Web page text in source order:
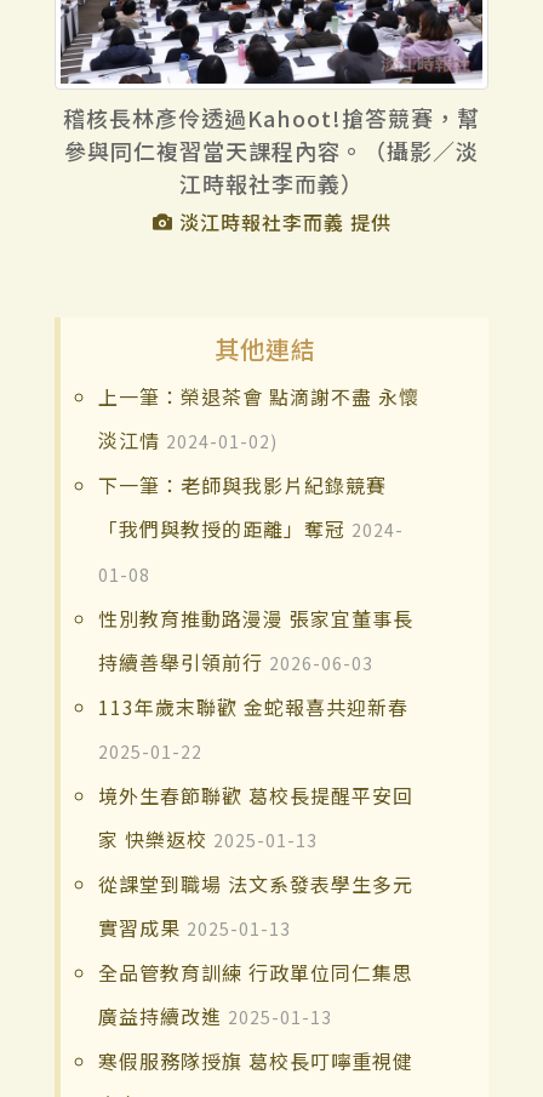
稽核長林彥伶透過Kahoot!搶答競賽，幫
參與同仁複習當天課程內容。（攝影／淡
江時報社李而義）
淡江時報社李而義 提供
其他連結
上一筆：榮退茶會 點滴謝不盡 永懷
淡江情 2024-01-02)
下一筆：老師與我影片紀錄競賽
「我們與教授的距離」奪冠 2024-
01-08
性別教育推動路漫漫 張家宜董事長
持續善舉引領前行 2026-06-03
113年歲末聯歡 金蛇報喜共迎新春
2025-01-22
境外生春節聯歡 葛校長提醒平安回
家 快樂返校 2025-01-13
從課堂到職場 法文系發表學生多元
實習成果 2025-01-13
全品管教育訓練 行政單位同仁集思
廣益持續改進 2025-01-13
寒假服務隊授旗 葛校長叮嚀重視健